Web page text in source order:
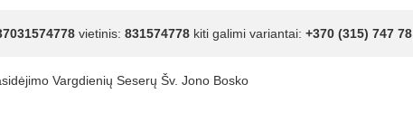
vietinis: 831574778 kiti galimi variantai: +370 (315) 747 78
Vargdienių Seserų Šv. Jono Bosko